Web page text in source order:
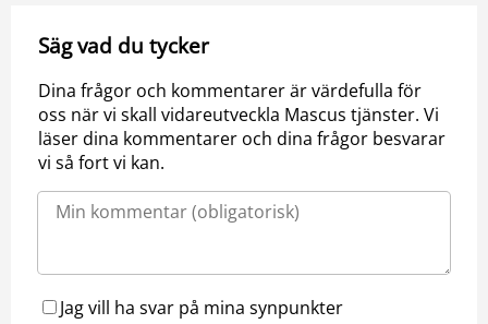
Säg vad du tycker
Dina frågor och kommentarer är värdefulla för
oss när vi skall vidareutveckla Mascus tjänster. Vi
läser dina kommentarer och dina frågor besvarar
vi så fort vi kan.
Jag vill ha svar på mina synpunkter